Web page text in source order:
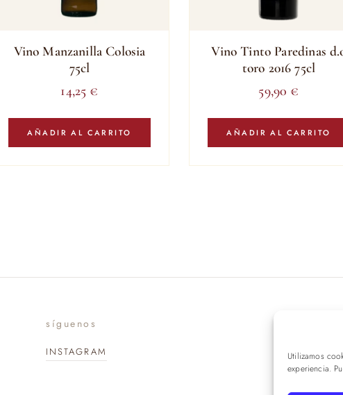
Utilizamos
experiencia.
Vino Manzanilla Colosia
75cl
14,25 €
AÑADIR AL CARRITO
Vino Tinto Paredinas
toro 2016 75cl
59,90 €
AÑADIR AL CARRITO
síguenos
INSTAGRAM